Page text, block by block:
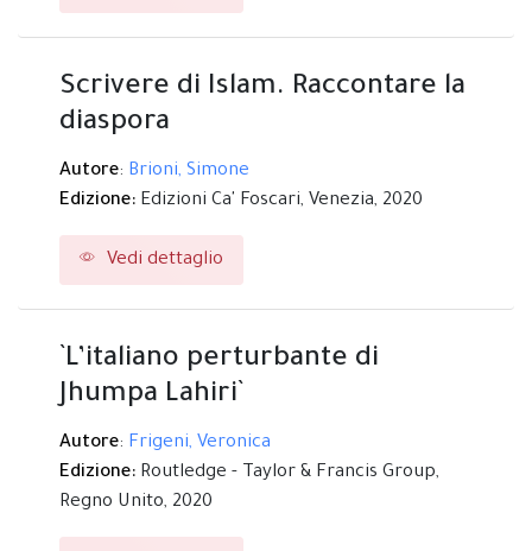
Scrivere di Islam. Raccontare la
diaspora
Autore: Brioni, Simone
Edizione: Edizioni Ca' Foscari, Venezia, 2020
Vedi dettaglio
`L’italiano perturbante di
Jhumpa Lahiri`
Autore: Frigeni, Veronica
Edizione: Routledge - Taylor & Francis Group,
Regno Unito, 2020